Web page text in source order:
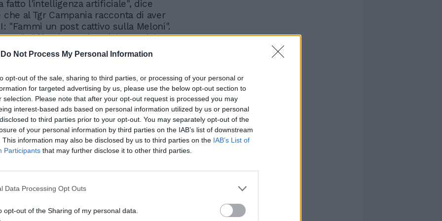
Do Not Process My Personal Information
opt-out of the sale, sharing to third parties, or processing of your personal or
for targeted advertising by us, please use the below opt-out section to
selection. Please note that after your opt-out request is processed you may
interest-based ads based on personal information utilized by us or personal
to third parties prior to your opt-out. You may separately opt-out of the
of your personal information by third parties on the IAB’s list of downstream
This information may also be disclosed by us to third parties on the IAB’s List of
Participants that may further disclose it to other third parties.
Data Processing Opt Outs
opt-out of the Sharing of my personal data.
fatto l'intelligenza artificiale", dice
che al Tgr Campania racconta di aver
"Fammi un post cattivo sulla Meloni".
di diffondere sui social materiale non
spesso offensivi e violenti. La cronista
conto da educatore: "Lo so, lo so, e
mancano pochi anni per la pensione,
e perciò la mattina ho detto: che cacchio
quindi ho ritirato subito il post".
Meloni, scuse a metà del
ma..."